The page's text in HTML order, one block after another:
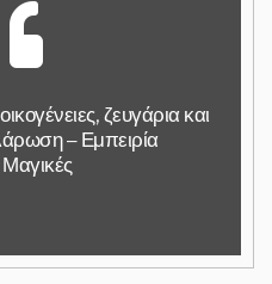
ζευγάρια και
– Εμπειρία